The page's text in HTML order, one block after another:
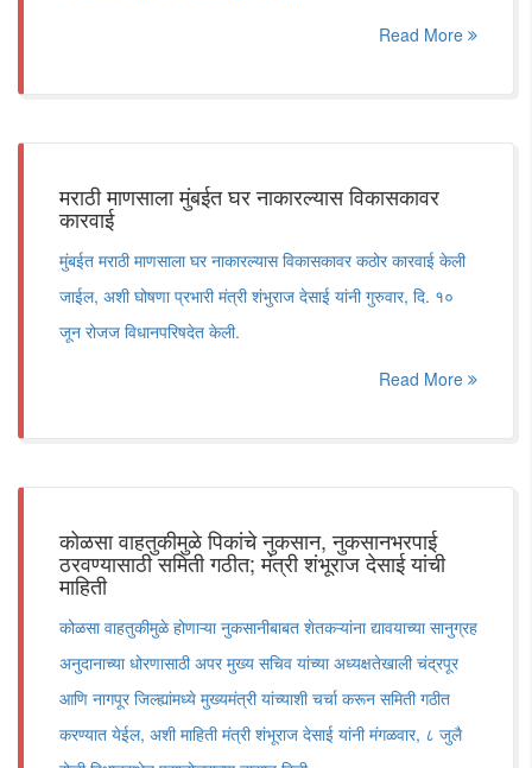
Read More
मराठी माणसाला मुंबईत घर नाकारल्यास विकासकावर
कारवाई
मुंबईत मराठी माणसाला घर नाकारल्यास विकासकावर कठोर कारवाई केली
जाईल, अशी घोषणा प्रभारी मंत्री शंभुराज देसाई यांनी गुरुवार, दि. १०
जून रोजज विधानपरिषदेत केली.
Read More
कोळसा वाहतुकीमुळे पिकांचे नुकसान, नुकसानभरपाई
ठरवण्यासाठी समिती गठीत; मंत्री शंभूराज देसाई यांची
माहिती
कोळसा वाहतुकीमुळे होणाऱ्या नुकसानीबाबत शेतकऱ्यांना द्यावयाच्या सानुग्रह
अनुदानाच्या धोरणासाठी अपर मुख्य सचिव यांच्या अध्यक्षतेखाली चंद्रपूर
आणि नागपूर जिल्ह्यांमध्ये मुख्यमंत्री यांच्याशी चर्चा करून समिती गठीत
करण्यात येईल, अशी माहिती मंत्री शंभूराज देसाई यांनी मंगळवार, ८ जुलै